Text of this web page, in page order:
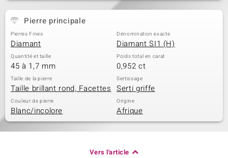
Pierre principale
Pierres Fines
Diamant
Dénomination exacte
Diamant SI1 (H)
Quantité et taille
45 à 1,7 mm
Poids total en carat
0,952 ct
Taille de la pierre
Taille brillant rond, Facettes
Sertissage
Serti griffe
Couleur de pierre
Blanc/incolore
Origine
Afrique
Vers l'article